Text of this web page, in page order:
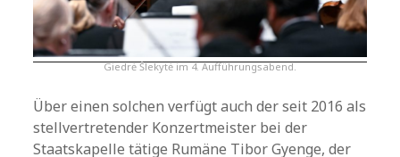
Giedrė Šlekytė im 4. Aufführungsabend.
Über einen solchen verfügt auch der seit 2016 als
stellvertretender Konzertmeister bei der
Staatskapelle tätige Rumäne Tibor Gyenge, der